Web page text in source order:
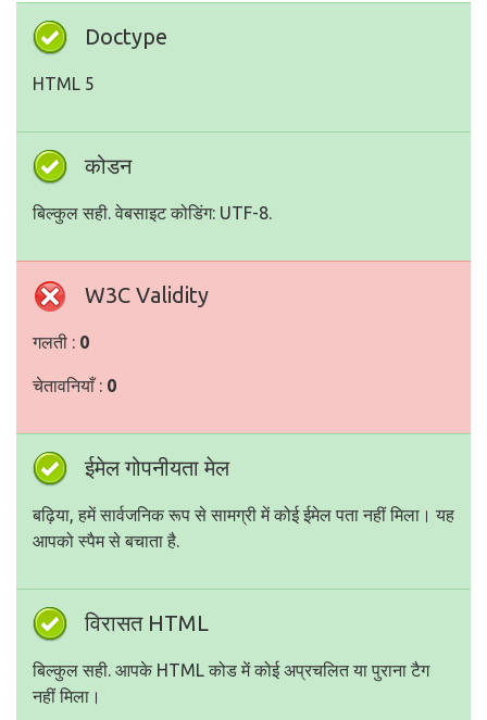
Doctype
HTML 5
कोडन
बिल्कुल सही. वेबसाइट कोडिंग: UTF-8.
W3C Validity
गलती : 0
चेतावनियाँ : 0
ईमेल गोपनीयता मेल
बढ़िया, हमें सार्वजनिक रूप से सामग्री में कोई ईमेल पता नहीं मिला। यह
आपको स्पैम से बचाता है.
विरासत HTML
बिल्कुल सही. आपके HTML कोड में कोई अप्रचलित या पुराना टैग
नहीं मिला।